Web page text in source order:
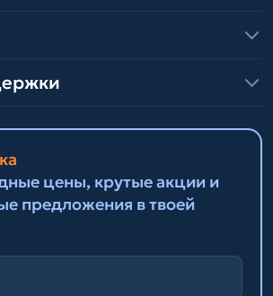
цены, крутые акции и
предложения в твоей